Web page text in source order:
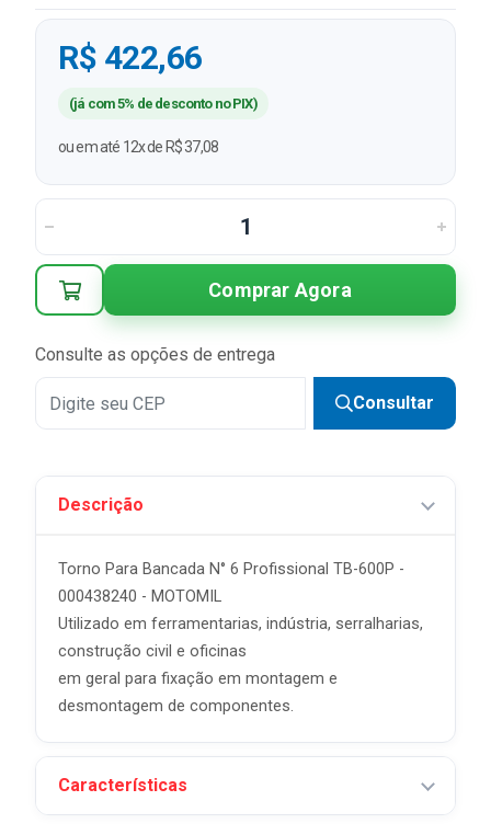
R$ 422,66
(já com 5% de desconto no PIX)
ou em até 12x de R$ 37,08
Comprar Agora
Consulte as opções de entrega
Consultar
Descrição
Torno Para Bancada N° 6 Profissional TB-600P -
000438240 - MOTOMIL
Utilizado em ferramentarias, indústria, serralharias,
construção civil e oficinas
em geral para fixação em montagem e
desmontagem de componentes.
Características